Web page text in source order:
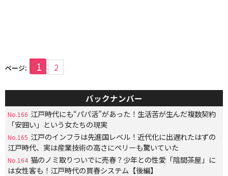
ページ: 1 2
バックナンバー
No.166 江戸時代にも“パパ活”があった！生活苦が生んだ複数契約
「安囲い」という女たちの現実
No.165 江戸のインフラは先進国レベル！近代化に出遅れたはずの
江戸時代、実は産業技術の高さにペリーも驚いていた
No.164 猫のノミ取りついでに売春？少年との性愛「陰間茶屋」に
は女性客も！江戸時代の買春システム【後編】